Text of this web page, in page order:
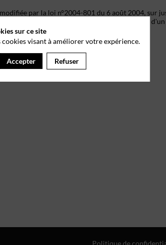
par la loi n°2004-801 du 6 août 2004, sur
que les données le concernant fassent l'objet
sur ce site
cookies visant à améliorer votre expérience.
Accepter Refuser